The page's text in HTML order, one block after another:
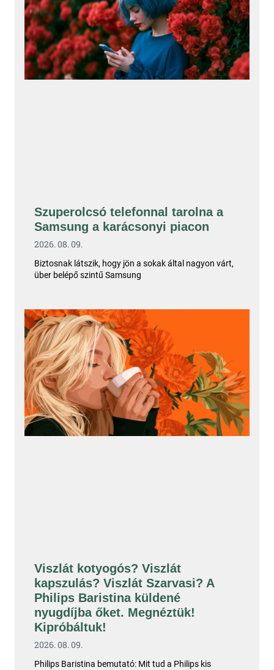
Szuperolcsó telefonnal tarolna a
Samsung a karácsonyi piacon
2026. 08. 09.
Biztosnak látszik, hogy jön a sokak által nagyon várt,
über belépő szintű Samsung
Viszlát kotyogós? Viszlát
kapszulás? Viszlát Szarvasi? A
Philips Baristina küldené
nyugdíjba őket. Megnéztük!
Kipróbáltuk!
2026. 08. 09.
Philips Baristina bemutató: Mit tud a Philips kis